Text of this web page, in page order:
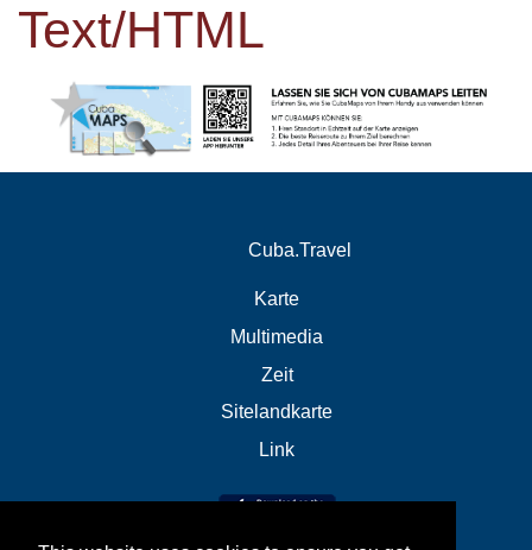
Text/HTML
Cuba.Travel
Karte
Multimedia
Zeit
Sitelandkarte
Link